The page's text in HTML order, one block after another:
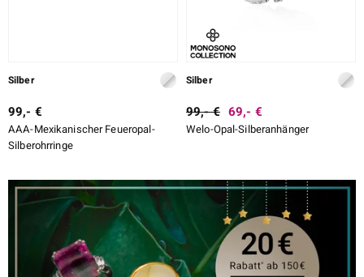
Silber
99,- €
AAA-Mexikanischer Feueropal-
Silberohrringe
Silber
99,- € 69,- €
Welo-Opal-Silberanhänger